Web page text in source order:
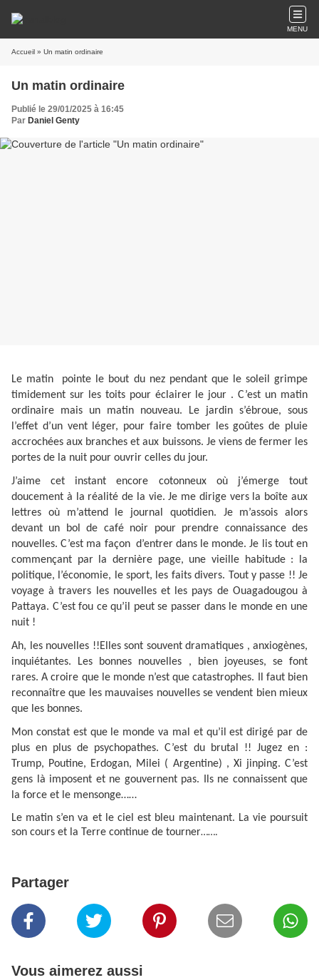
MENU
Accueil » Un matin ordinaire
Un matin ordinaire
Publié le 29/01/2025 à 16:45
Par Daniel Genty
Le matin pointe le bout du nez pendant que le soleil grimpe
timidement sur les toits pour éclairer le jour . C’est un matin
ordinaire mais un matin nouveau. Le jardin s’ébroue, sous
l’effet d’un vent léger, pour faire tomber les goûtes de pluie
accrochées aux branches et aux buissons. Je viens de fermer les
portes de la nuit pour ouvrir celles du jour.
J’aime cet instant encore cotonneux où j’émerge tout
doucement à la réalité de la vie. Je me dirige vers la boîte aux
lettres où m’attend le journal quotidien. Je m’assois alors
devant un bol de café noir pour prendre connaissance des
nouvelles. C’est ma façon d’entrer dans le monde. Je lis tout en
commençant par la dernière page, une vieille habitude : la
politique, l’économie, le sport, les faits divers. Tout y passe !! Je
voyage à travers les nouvelles et les pays de Ouagadougou à
Pattaya. C’est fou ce qu’il peut se passer dans le monde en une
nuit !
Ah, les nouvelles !!Elles sont souvent dramatiques , anxiogènes,
inquiétantes. Les bonnes nouvelles , bien joyeuses, se font
rares. A croire que le monde n’est que catastrophes. Il faut bien
reconnaître que les mauvaises nouvelles se vendent bien mieux
que les bonnes.
Mon constat est que le monde va mal et qu’il est dirigé par de
plus en plus de psychopathes. C’est du brutal !! Jugez en :
Trump, Poutine, Erdogan, Milei ( Argentine) , Xi jinping. C’est
gens là imposent et ne gouvernent pas. Ils ne connaissent que
la force et le mensonge……
Le matin s’en va et le ciel est bleu maintenant. La vie poursuit
son cours et la Terre continue de tourner…….
Partager
Vous aimerez aussi